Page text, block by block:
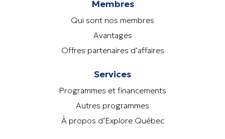
Membres
Qui sont nos membres
Avantages
Offres partenaires d’affaires
Services
Programmes et financements
Autres programmes
À propos d’Explore Québec